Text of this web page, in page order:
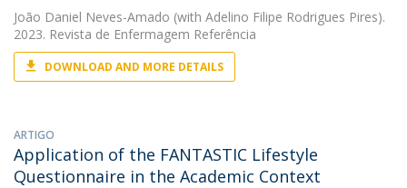
João Daniel Neves-Amado (with Adelino Filipe Rodrigues Pires).
2023. Revista de Enfermagem Referência
DOWNLOAD AND MORE DETAILS
ARTIGO
Application of the FANTASTIC Lifestyle
Questionnaire in the Academic Context